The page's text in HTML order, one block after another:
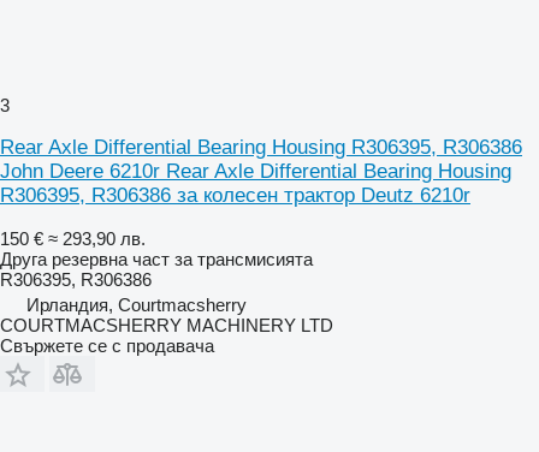
3
Rear Axle Differential Bearing Housing R306395, R306386
John Deere 6210r Rear Axle Differential Bearing Housing
R306395, R306386 за колесен трактор Deutz 6210r
150 € ≈ 293,90 лв.
Друга резервна част за трансмисията
R306395, R306386
Ирландия, Courtmacsherry
COURTMACSHERRY MACHINERY LTD
Свържете се с продавача